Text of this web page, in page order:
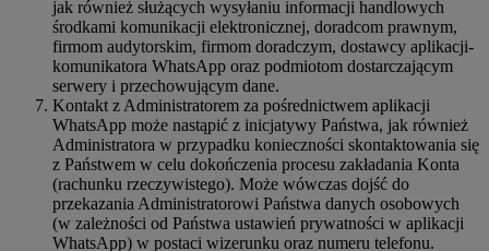
jak również służących wysyłaniu informacji handlowych
środkami komunikacji elektronicznej, doradcom prawnym,
firmom audytorskim, firmom doradczym, dostawcy aplikacji-
komunikatora WhatsApp oraz podmiotom dostarczającym
serwery i przechowującym dane.
Kontakt z Administratorem za pośrednictwem aplikacji
WhatsApp może nastąpić z inicjatywy Państwa, jak również
Administratora w przypadku konieczności skontaktowania się
z Państwem w celu dokończenia procesu zakładania Konta
(rachunku rzeczywistego). Może wówczas dojść do
przekazania Administratorowi Państwa danych osobowych
(w zależności od Państwa ustawień prywatności w aplikacji
WhatsApp) w postaci wizerunku oraz numeru telefonu.